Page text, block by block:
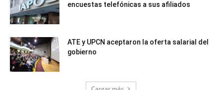
encuestas telefónicas a sus afiliados
ATE y UPCN aceptaron la oferta salarial del
gobierno